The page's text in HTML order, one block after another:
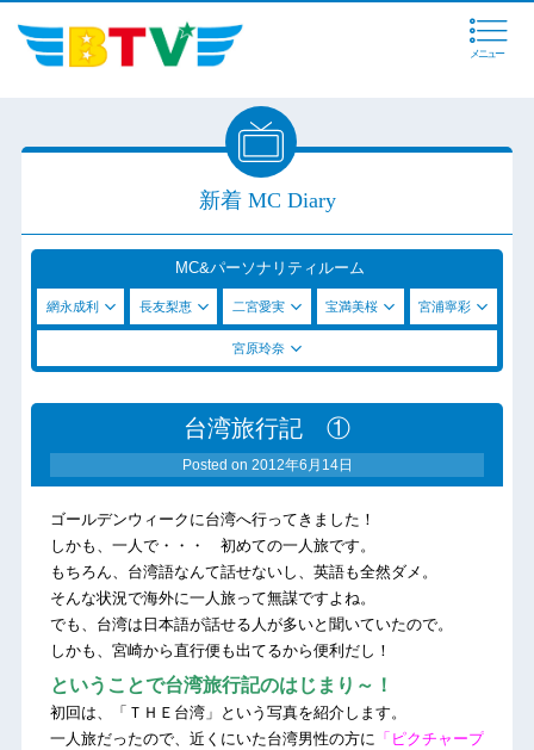
メニュー
新着 MC Diary
MC&パーソナリティルーム
網永成利 長友梨恵 二宮愛実 宝満美桜 宮浦寧彩
宮原玲奈
台湾旅行記 ①
Posted on 2012年6月14日
ゴールデンウィークに台湾へ行ってきました！
しかも、一人で・・・ 初めての一人旅です。
もちろん、台湾語なんて話せないし、英語も全然ダメ。
そんな状況で海外に一人旅って無謀ですよね。
でも、台湾は日本語が話せる人が多いと聞いていたので。
しかも、宮崎から直行便も出てるから便利だし！
ということで台湾旅行記のはじまり～！
初回は、「ＴＨＥ台湾」という写真を紹介します。
一人旅だったので、近くにいた台湾男性の方に 「ピクチャープ